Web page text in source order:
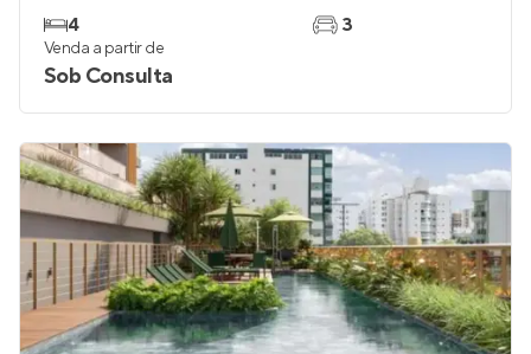
4
3
Venda a partir de
Sob Consulta